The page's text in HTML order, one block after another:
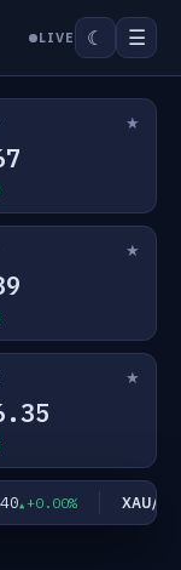
LIVE ☾ ☰
★
★
★
+0.00% XAU/EUR